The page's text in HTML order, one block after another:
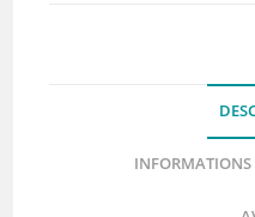
INFORMATIONS